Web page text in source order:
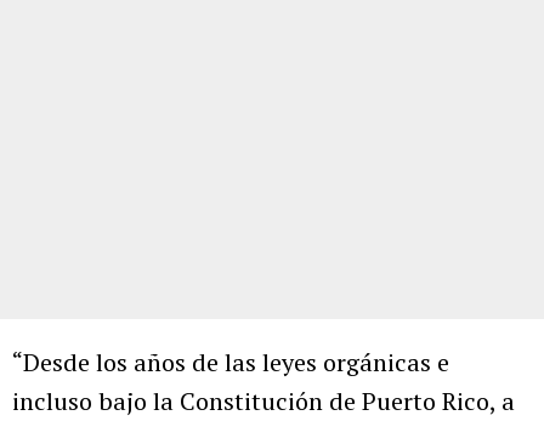
“Desde los años de las leyes orgánicas e
incluso bajo la Constitución de Puerto Rico, a